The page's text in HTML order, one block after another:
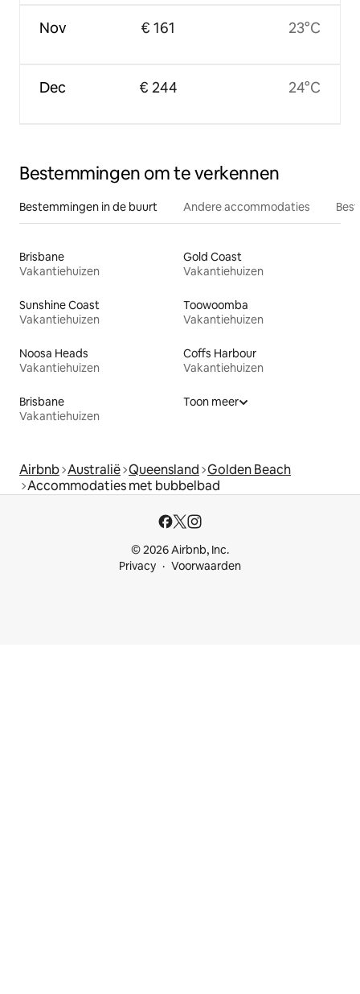
Nov
Dec
€ 161
€ 244
23°C
24°C
Bestemmingen om te verkennen
Bestemmingen in de buurt Andere accommodaties
Brisbane
Vakantiehuizen
Gold Coast
Vakantiehuizen
Sunshine Coast
Vakantiehuizen
Toowoomba
Vakantiehuizen
Noosa Heads
Vakantiehuizen
Coffs Harbour
Vakantiehuizen
Brisbane
Vakantiehuizen
Toon meer
Airbnb Australië Queensland Golden Beach
Accommodaties met bubbelbad
© 2026 Airbnb, Inc.
Privacy
Voorwaarden